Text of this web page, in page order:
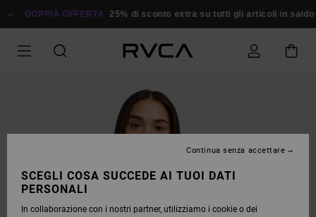
ALLEDOPPIA OFFERTA 25% di sconto extra su tutti gli articoli in saldo
SCEGLI COSA SUCCEDE AI TUOI DATI
PERSONALI
In collaborazione con i nostri partner, utilizziamo i cookie o dei
Continua senza accettare